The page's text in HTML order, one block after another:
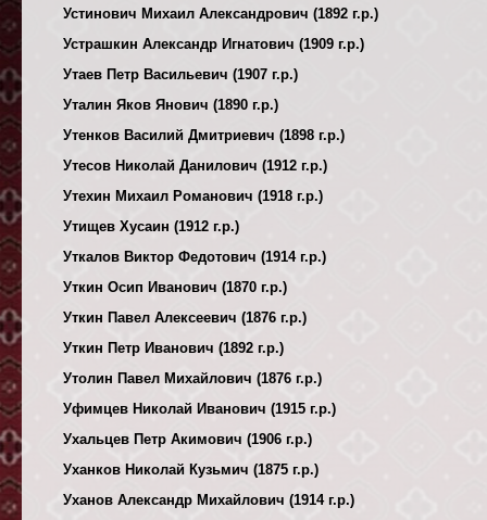
Устинович Михаил Александрович (1892 г.р.)
Устрашкин Александр Игнатович (1909 г.р.)
Утаев Петр Васильевич (1907 г.р.)
Уталин Яков Янович (1890 г.р.)
Утенков Василий Дмитриевич (1898 г.р.)
Утесов Николай Данилович (1912 г.р.)
Утехин Михаил Романович (1918 г.р.)
Утищев Хусаин (1912 г.р.)
Уткалов Виктор Федотович (1914 г.р.)
Уткин Осип Иванович (1870 г.р.)
Уткин Павел Алексеевич (1876 г.р.)
Уткин Петр Иванович (1892 г.р.)
Утолин Павел Михайлович (1876 г.р.)
Уфимцев Николай Иванович (1915 г.р.)
Ухальцев Петр Акимович (1906 г.р.)
Уханков Николай Кузьмич (1875 г.р.)
Уханов Александр Михайлович (1914 г.р.)